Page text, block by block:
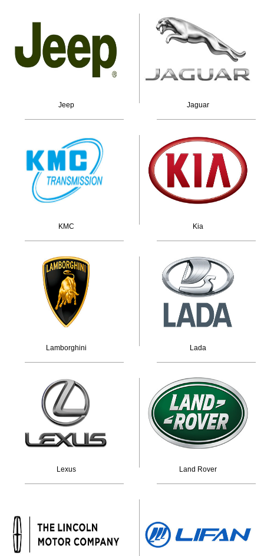
Jaguar
Jeep
Kia
KMC
Lada
Lamborghini
Land Rover
Lexus